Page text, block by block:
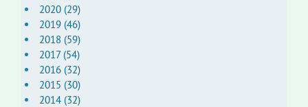
2020 (29)
2019 (46)
2018 (59)
2017 (54)
2016 (32)
2015 (30)
2014 (32)